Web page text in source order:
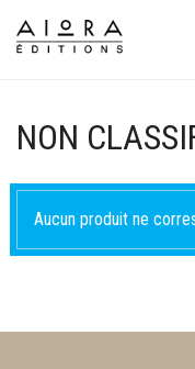
NON
Aucun produit ne